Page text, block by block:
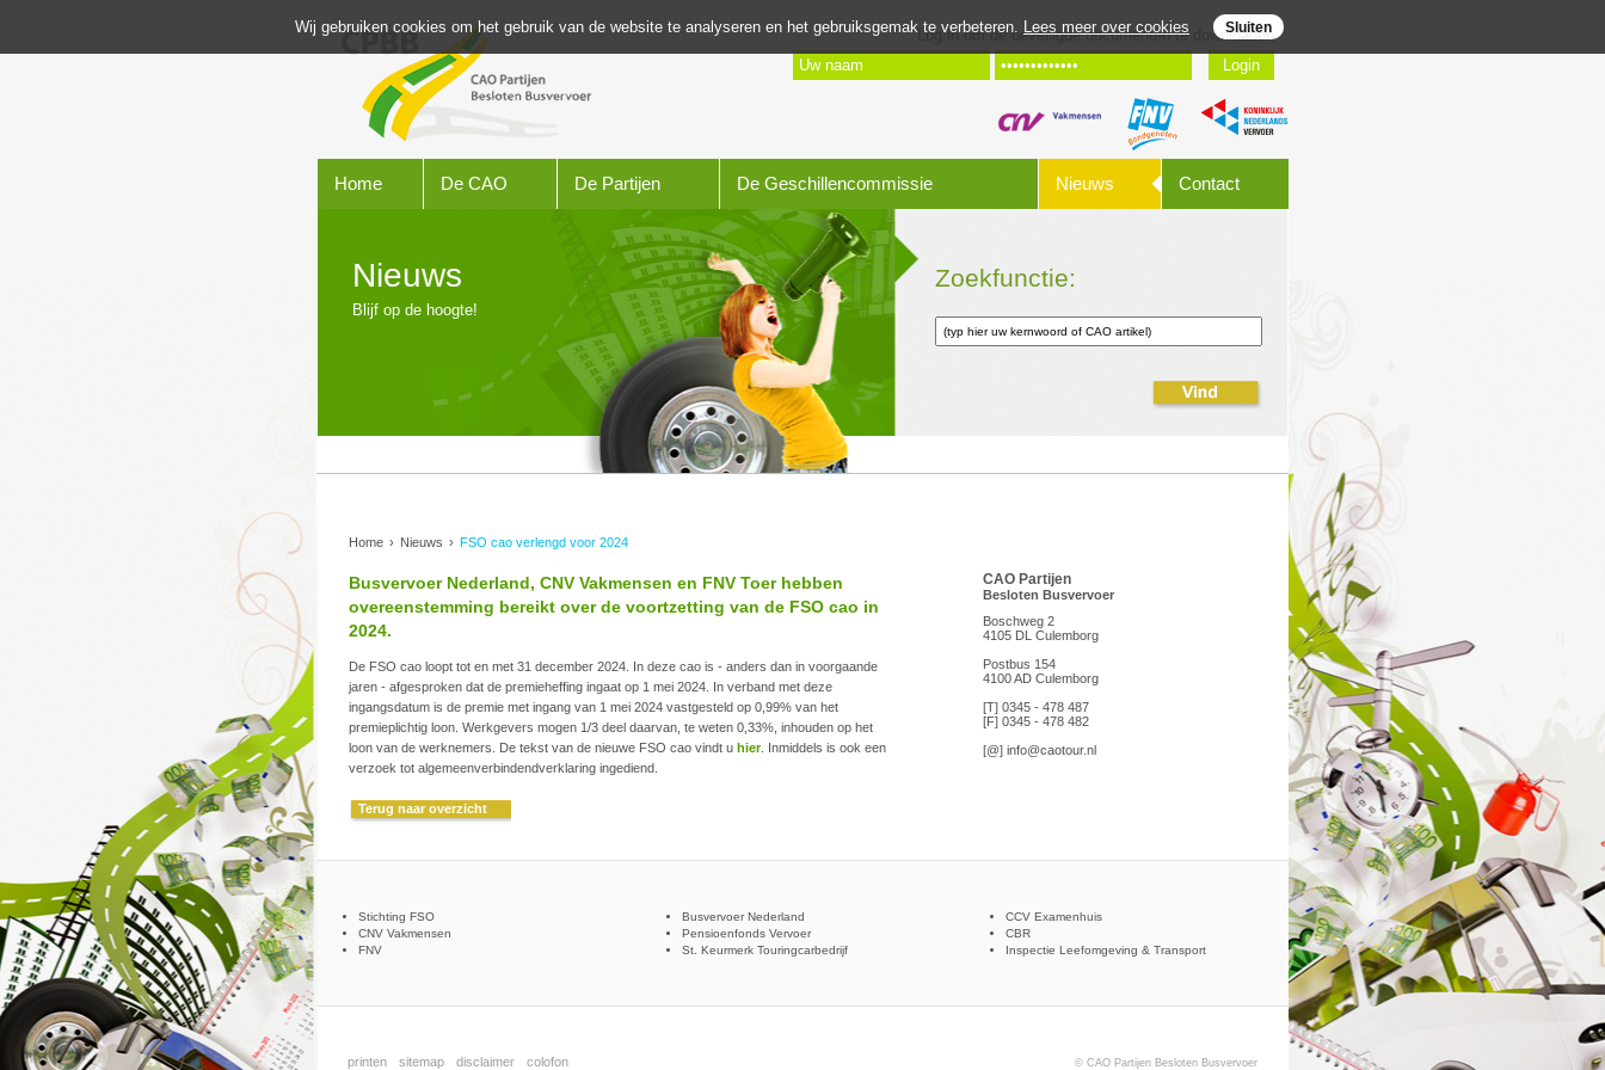
Wij gebruiken cookies om het gebruik van de website te analyseren en het gebruiksgemak te verbeteren. Lees meer over cookies Sluiten
Log in om de beveiligde documenten te downloaden
Home De CAO De Partijen De Geschillencommissie Nieuws Contact
Zoekfunctie:
Nieuws
Blijf op de hoogte!
Home › Nieuws › FSO cao verlengd voor 2024
Busvervoer Nederland, CNV Vakmensen en FNV Toer hebben
overeenstemming bereikt over de voortzetting van de FSO cao in
2024.
De FSO cao loopt tot en met 31 december 2024. In deze cao is - anders dan in voorgaande
jaren - afgesproken dat de premieheffing ingaat op 1 mei 2024. In verband met deze
ingangsdatum is de premie met ingang van 1 mei 2024 vastgesteld op 0,99% van het
premieplichtig loon. Werkgevers mogen 1/3 deel daarvan, te weten 0,33%, inhouden op het
loon van de werknemers. De tekst van de nieuwe FSO cao vindt u hier. Inmiddels is ook een
verzoek tot algemeenverbindendverklaring ingediend.
Terug naar overzicht
CAO Partijen
Besloten Busvervoer
Boschweg 2
4105 DL Culemborg
Postbus 154
4100 AD Culemborg
[T] 0345 - 478 487
[F] 0345 - 478 482
[@] info@caotour.nl
Stichting FSO
CNV Vakmensen
FNV
Busvervoer Nederland
Pensioenfonds Vervoer
St. Keurmerk Touringcarbedrijf
CCV Examenhuis
CBR
Inspectie Leefomgeving & Transport
printen sitemap disclaimer colofon © CAO Partijen Besloten Busvervoer